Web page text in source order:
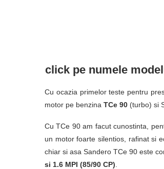
click pe numele
Cu ocazia primelor teste pentru
motor pe benzina TCe 90 (turbo) si
Cu TCe 90 am facut cunostinta,
un motor foarte silentios, rafinat si
chiar si asa Sandero TCe 90 este
si 1.6 MPI (85/90 CP)